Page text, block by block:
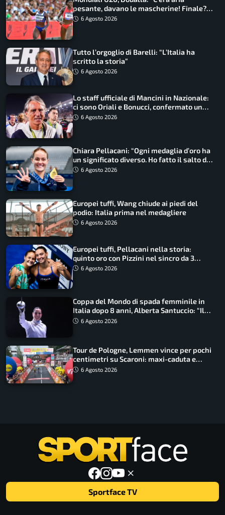
pesante, davano le mascherine! Finale?
Non ho nulla da perdere”
6 Agosto 2026
Tutto l’orgoglio di Barelli: “L’Italia ha
scritto la storia”
6 Agosto 2026
Lo staff ufficiale di Mancini in Nazionale:
ci sono Oriali e Bonucci, confermato un
ritorno
6 Agosto 2026
Chiara Pellacani: “Ogni medaglia d’oro ha
un significato diverso. Ho fatto il salto di
qualità”
6 Agosto 2026
Europei tuffi, Wang chiude ai piedi del
podio: Italia prima nel medagliere
6 Agosto 2026
Europei tuffi, Pellacani nella storia:
quinto oro con Pizzini nel sincro da 3
metri
6 Agosto 2026
Coppa del Mondo di spada femminile in
Italia dopo 8 anni, Alberta Santuccio: “Il
lavoro dà sempre i suoi frutti”
6 Agosto 2026
Tour de Pologne, Lemmen vince per pochi
centimetri su Scaroni: maxi-caduta e
tappa accorciata
6 Agosto 2026
Sportface TV